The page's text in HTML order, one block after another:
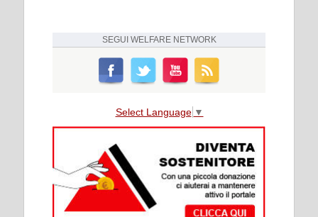
SEGUI WELFARE NETWORK
Select Language ▼